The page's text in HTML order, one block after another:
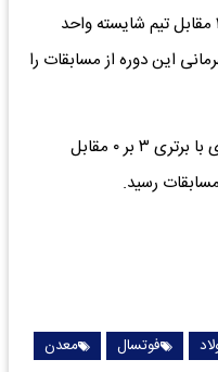
خوزستان توانست با نتیجه ۲ بر ۱ مقابل تیم شایسته واحد
این دوره از مسابقات را
در دیدار رده بندی نیز تیم نت ریخته‌گری با برتری ۳ بر ۰ مقابل
رسید.
فوتسال معدن